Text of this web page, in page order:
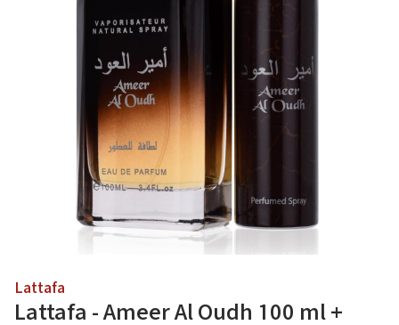
Lattafa
Lattafa - Ameer Al Oudh 100 ml +